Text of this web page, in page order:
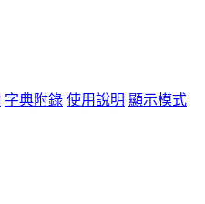
字典附錄 使用說明 顯示模式